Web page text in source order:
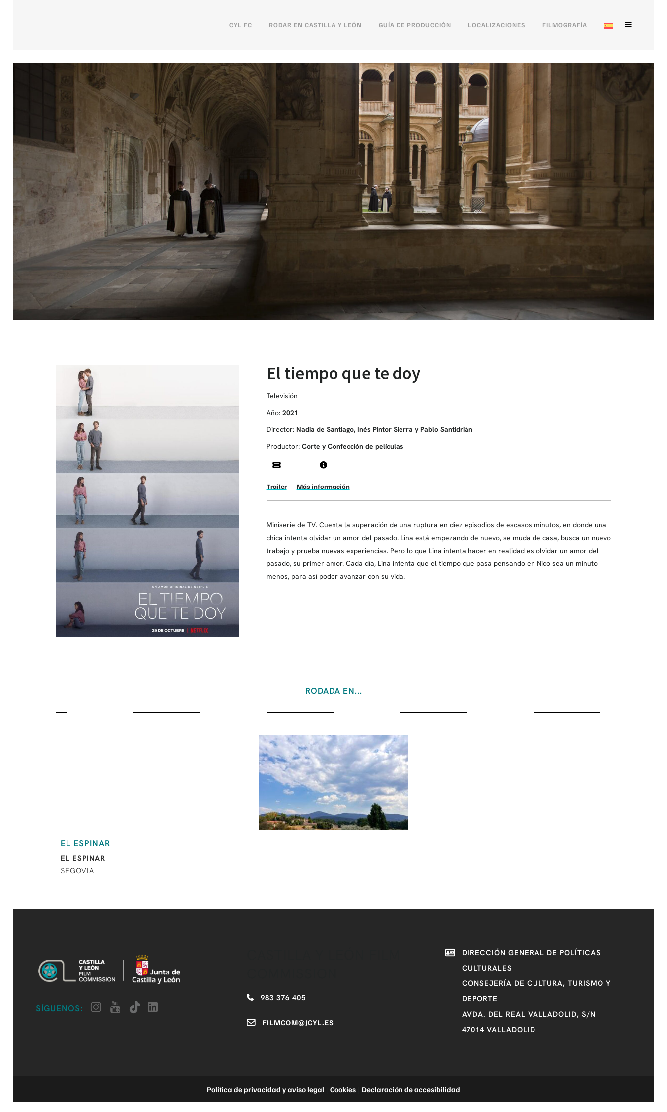
CYL FC RODAR EN CASTILLA Y LEÓN GUÍA DE PRODUCCIÓN LOCALIZACIONES FILMOGRAFÍA
El tiempo que te doy
Televisión
Año: 2021
Director: Nadia de Santiago, Inés Pintor Sierra y Pablo Santidrián
Productor: Corte y Confección de películas
Trailer Más información
Miniserie de TV. Cuenta la superación de una ruptura en diez episodios de escasos minutos, en donde una
chica intenta olvidar un amor del pasado. Lina está empezando de nuevo, se muda de casa, busca un nuevo
trabajo y prueba nuevas experiencias. Pero lo que Lina intenta hacer en realidad es olvidar un amor del
pasado, su primer amor. Cada día, Lina intenta que el tiempo que pasa pensando en Nico sea un minuto
menos, para así poder avanzar con su vida.
RODADA EN...
EL ESPINAR
EL ESPINAR
SEGOVIA
SÍGUENOS:
983 376 405
FILMCOM@JCYL.ES
DIRECCIÓN GENERAL DE POLÍTICAS
CULTURALES
CONSEJERÍA DE CULTURA, TURISMO Y
DEPORTE
AVDA. DEL REAL VALLADOLID, S/N
47014 VALLADOLID
Política de privacidad y aviso legal| Cookies| Declaración de accesibilidad